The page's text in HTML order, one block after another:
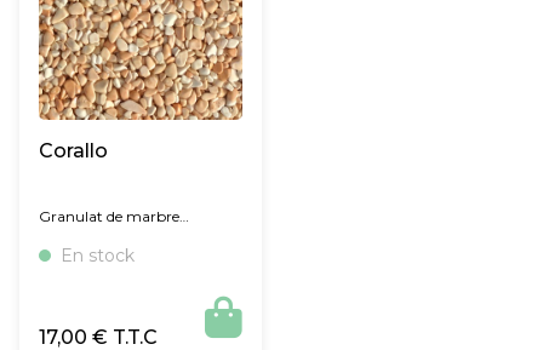
Corallo
Granulat de marbre
En stock
17,00 € 